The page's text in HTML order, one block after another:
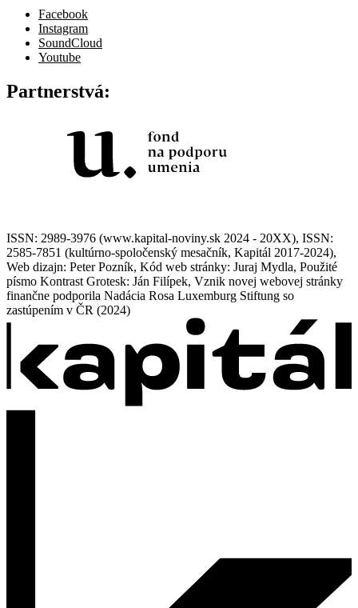
Facebook
Instagram
SoundCloud
Youtube
Partnerstvá:
ISSN: 2989-3976 (www.kapital-noviny.sk 2024 - 20XX), ISSN:
2585-7851 (kultúrno-spoločenský mesačník, Kapitál 2017-2024),
Web dizajn: Peter Pozník, Kód web stránky: Juraj Mydla, Použité
písmo Kontrast Grotesk: Ján Filípek, Vznik novej webovej stránky
finančne podporila Nadácia Rosa Luxemburg Stiftung so
zastúpením v ČR (2024)